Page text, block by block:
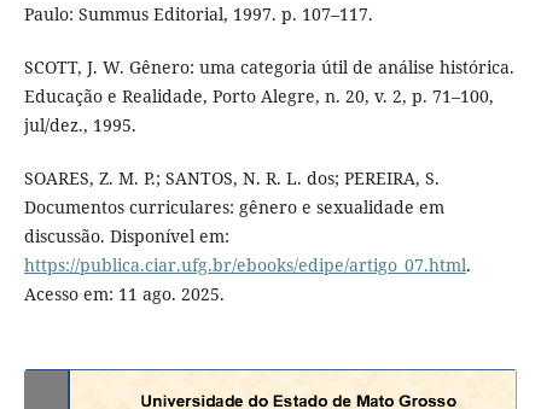
Paulo: Summus Editorial, 1997. p. 107–117.
SCOTT, J. W. Gênero: uma categoria útil de análise histórica.
Educação e Realidade, Porto Alegre, n. 20, v. 2, p. 71–100,
jul/dez., 1995.
SOARES, Z. M. P.; SANTOS, N. R. L. dos; PEREIRA, S.
Documentos curriculares: gênero e sexualidade em
discussão. Disponível em:
https://publica.ciar.ufg.br/ebooks/edipe/artigo_07.html.
Acesso em: 11 ago. 2025.